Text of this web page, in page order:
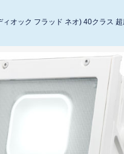
オック フラッド ネオ) 40クラス